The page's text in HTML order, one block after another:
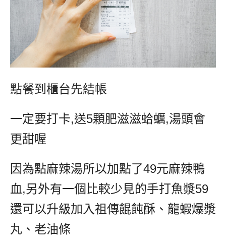
點餐到櫃台先結帳
一定要打卡,送5顆肥滋滋蛤蠣,湯頭會
更甜喔
因為點麻辣湯所以加點了49元麻辣鴨
血,另外有一個比較少見的手打魚漿59
還可以升級加入祖傳餛飩酥、龍蝦爆漿
丸、老油條